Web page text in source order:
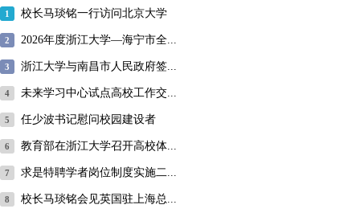
1 校长马琰铭一行访问北京大学
2 2026年度浙江大学—海宁市全...
3 浙江大学与南昌市人民政府签...
4 未来学习中心试点高校工作交...
5 任少波书记慰问校园建设者
6 教育部在浙江大学召开高校体...
7 求是特聘学者岗位制度实施二...
8 校长马琰铭会见英国驻上海总...